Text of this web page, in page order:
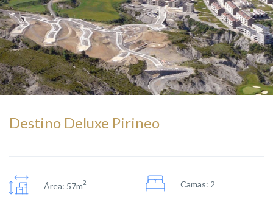
Destino Deluxe Pirineo
Área: 57m2 Camas: 2